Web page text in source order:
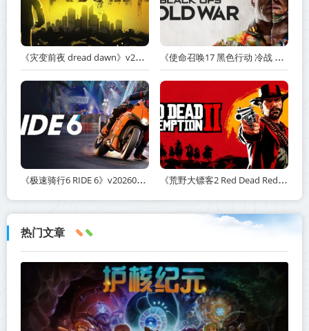
《灾变前夜 dread dawn》v20260530-免安装中文版丨中文版网盘下载 《使命召唤17 黑色行动 冷战 Call of Duty: Black Ops Cold War》v1.34.1.15931218-全DLC+送修改器丨中文版网盘下载
《极速骑行6 RIDE 6》v20260511-免安装中文版丨中文版网盘下载 《荒野大镖客2 Red Dead Redemption 2》v1491.50-打包mod+送修改器丨中文版网盘下载
热门文章